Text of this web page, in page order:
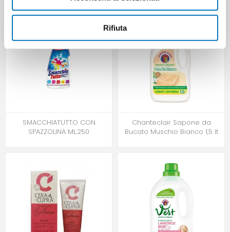
Rifiuta
SMACCHIATUTTO CON
SPAZZOLINA ML.250
Chanteclair Sapone da
Bucato Muschio Bianco 1,5 lt